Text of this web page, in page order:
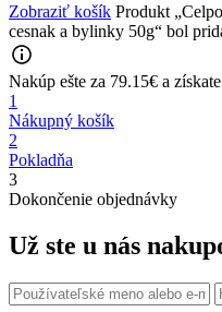
Zobraziť košík Produkt
cesnak a bylinky 50g“ bol
Nakúp ešte za 79.15€ a získate
1
Nákupný košík
2
Pokladňa
3
Dokončenie objednávky
Už ste u nás